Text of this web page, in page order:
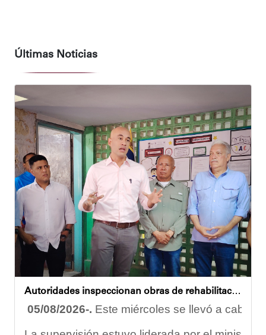
Últimas Noticias
Autoridades inspeccionan obras de rehabilitación en la U.E.N. José Antonio Calcaño en Caucagüita
05/08/2026-. Este miércoles se llevó a cabo